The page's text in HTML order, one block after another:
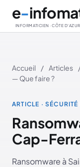
Aller au contenu
e-
INFORMATICIEN · CÔTE D'AZUR
Accueil / Articles
— Que faire ?
ARTICLE ·
Cap-
Ransomware à